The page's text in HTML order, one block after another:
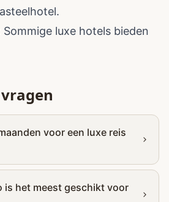
luxe hotels bieden
voor een luxe reis
is het meest geschikt voor